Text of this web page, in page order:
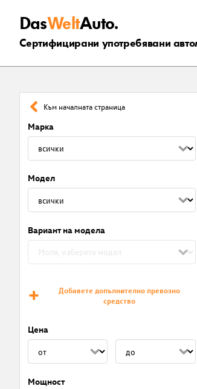
DasWeltAuto.
Сертифицирани употребявани
Към началната страница
Марка
Модел
Вариант на модела
Добавете допълнително превозно
средство
Цена
Мощност